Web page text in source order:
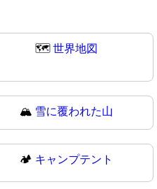
🗺️ 世界地図
🏔 雪に覆われた山
🏕️ キャンプテント